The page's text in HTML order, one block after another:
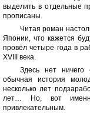
выделить в отдельные
прописаны.
Читая роман
Японии, что кажется
провёл четыре года в
XVIII века.
Здесь нет ничего
обычная история
несколько лет
лет… Но, вот
привлекательным.